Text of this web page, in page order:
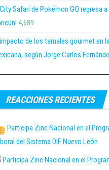
Safari de Pokémon GO regresa
4,689
de los tamales gourmet en
según Jorge Carlos
REACCIONES RECIENTES
Participa Zinc Nacional en el
del Sistema DIF Nuevo León
Participa Zinc Nacional en el